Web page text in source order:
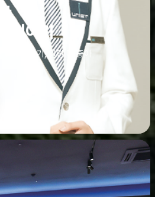
이야기
짜 이야기, 알면 더 좋아